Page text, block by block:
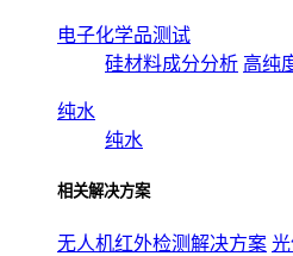
电子化学品测试
硅材料成分分析 高纯
纯水
纯水
相关解决方案
无人机红外检测解决方案